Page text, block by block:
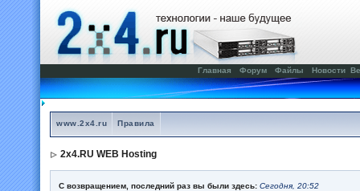
Главная Форум Файлы Новости
www.2x4.ru Правила
2x4.RU WEB Hosting
С возвращением, последний раз вы были здесь: Сегодня, 20:52